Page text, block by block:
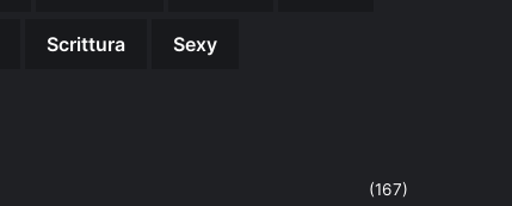
Scrittura Sexy
(167)